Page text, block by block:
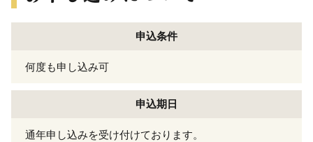
申込条件
何度も申し込み可
申込期日
通年申し込みを受け付けております。